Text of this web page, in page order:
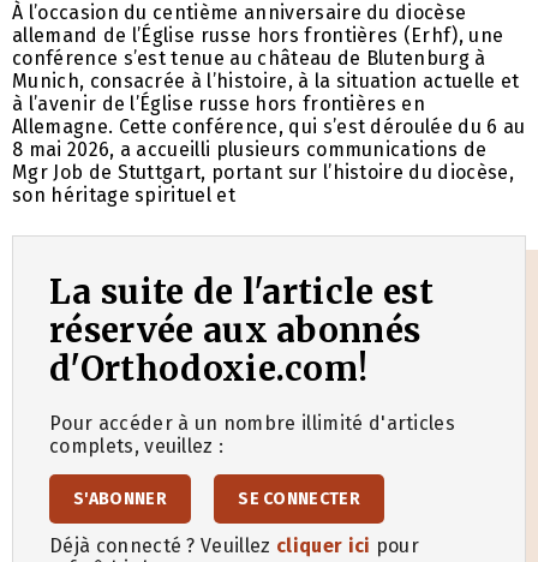
À l’occasion du centième anniversaire du diocèse
allemand de l’Église russe hors frontières (Erhf), une
conférence s’est tenue au château de Blutenburg à
Munich, consacrée à l’histoire, à la situation actuelle et
à l’avenir de l’Église russe hors frontières en
Allemagne. Cette conférence, qui s’est déroulée du 6 au
8 mai 2026, a accueilli plusieurs communications de
Mgr Job de Stuttgart, portant sur l’histoire du diocèse,
son héritage spirituel et
La suite de l'article est
réservée aux abonnés
d'Orthodoxie.com!
Pour accéder à un nombre illimité d'articles
complets, veuillez :
S'ABONNER SE CONNECTER
Déjà connecté ? Veuillez cliquer ici pour